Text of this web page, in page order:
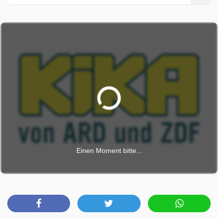
Einen Moment bitte...